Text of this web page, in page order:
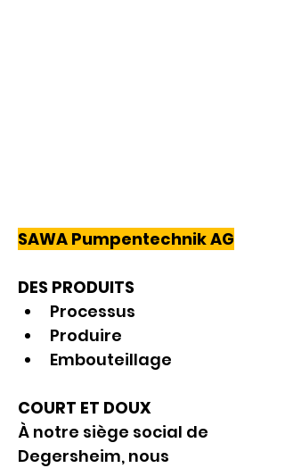
SAWA Pumpentechnik AG
DES PRODUITS
Processus
Produire
Embouteillage
COURT ET DOUX
À notre siège social de
Degersheim, nous